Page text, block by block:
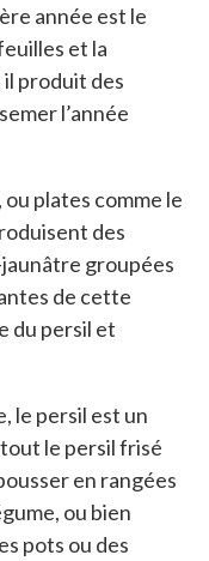
année est le
et la
produit des
l’année
plates comme le
des
groupées
de cette
du persil et
le persil est un
le persil frisé
en rangées
ou bien
pots ou des